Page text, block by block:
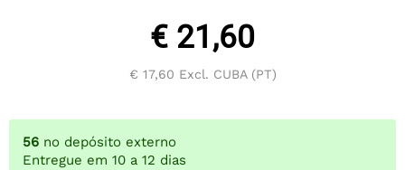
€ 21,60
€ 17,60 Excl. CUBA (PT)
56 no depósito externo
Entregue em 10 a 12 dias